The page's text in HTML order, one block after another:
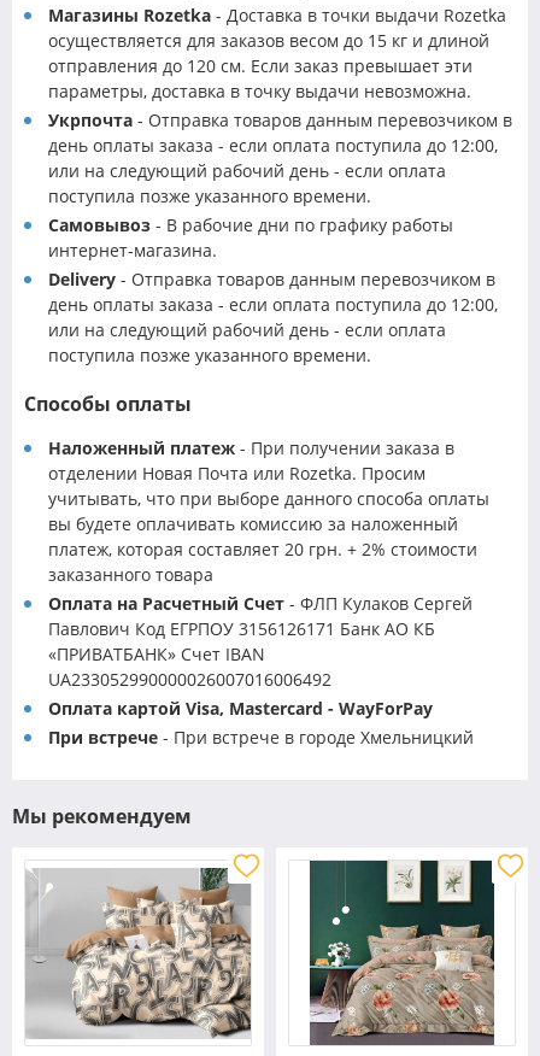
Магазины Rozetka - Доставка в точки выдачи Rozetka
осуществляется для заказов весом до 15 кг и длиной
отправления до 120 см. Если заказ превышает эти
параметры, доставка в точку выдачи невозможна.
Укрпочта - Отправка товаров данным перевозчиком в
день оплаты заказа - если оплата поступила до 12:00,
или на следующий рабочий день - если оплата
поступила позже указанного времени.
Самовывоз - В рабочие дни по графику работы
интернет-магазина.
Delivery - Отправка товаров данным перевозчиком в
день оплаты заказа - если оплата поступила до 12:00,
или на следующий рабочий день - если оплата
поступила позже указанного времени.
Способы оплаты
Наложенный платеж - При получении заказа в
отделении Новая Почта или Rozetka. Просим
учитывать, что при выборе данного способа оплаты
вы будете оплачивать комиссию за наложенный
платеж, которая составляет 20 грн. + 2% стоимости
заказанного товара
Оплата на Расчетный Счет - ФЛП Кулаков Сергей
Павлович Код ЕГРПОУ 3156126171 Банк АО КБ
«ПРИВАТБАНК» Счет IBAN
UA233052990000026007016006492
Оплата картой Visa, Mastercard - WayForPay
При встрече - При встрече в городе Хмельницкий
Мы рекомендуем